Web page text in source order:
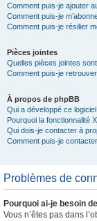
Comment puis-je ajouter
Comment puis-je
Comment puis-je résilier
Pièces jointes
Quelles pièces jointes
Comment puis-je
À propos de phpBB
Qui a développé ce
Pourquoi la fonctionnalité
Qui dois-je contacter à
Comment puis-je
Problèmes de
Pourquoi ai-je besoin
Vous n’êtes pas dans